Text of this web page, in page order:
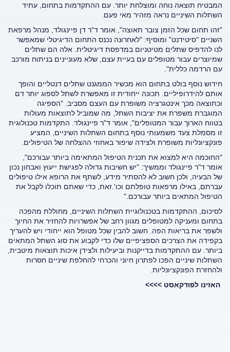
המבטיח תוצאה נוחה ומוצלחת יותר. עם ההתקדמות בתחום, עתיד
השתלות השיניים נראה מזהיר מאי פעם.
"זהו תחום שכל הזמן צובר תאוצה", אומר ד"ר דן פיינגולד, מנהל מרפאת
השניים "סיטידנט" ומוסיף: "לאחרונה נכנס התחום הדיגיטלי שמאפשר
לנו להדפיס שתלים מטיטניום במדפסת דיגיטלית. אלה הם שתלים
שמיוצרים עבור מטופלים עם בעיית עצם, שלא מעוניינים בניתוח מורכב
עם הרדמה כללית".
חידוש נוסף בולט בתחום הוא מכשיר הממגנט שתלים דנטליים והופך
אותם להידרופיליים. תכונה ייחודית זו מאפשרת לשתל לספוג יותר דם
וכתוצאה מכך אינטגרציה משופרת עם העצם מסביב. "הספיגה
המוגברת משפרת את יציבות השתל, מה שמוביל לתוצאות מעולות
בטווח הארוך עבור המטופלים", אומר ד"ר פיינגולד. התקדמות טכנולוגית
זו מסמלת צעד משמעותי נוסף בתחום השתלות השיניים, המציע
פונקציונליות משופרת ולצידה שיפור באחוזי ההצלחה של הטיפולים.
"החוכמה היא למצוא את תכנית הטיפול המתאימה ביותר עבורכם",
אומר ד"ר פיינגולד וממשיך: "יש חשיבות גדולה לפגישת ייעוץ ואבחון נכון
של הבעיה, ולכן חשוב לא להסתיר מידע, לשתף את הרופא אילו טיפולים
עברתם, באילו מרפאות טופלתם וכו'.זאת, כדי שאתם תוכלו לקבל את
הטיפול המתאים ביותר עבורכם."
לסיכום, ההתקדמות בטכנולוגיית השתלות השיניים, מחוללת מהפכה
בתחום ומעניקה למטופלים מגוון רחב של אפשרויות להחזיר את החיוך
ולשפר את בריאות הפה. חשוב להבין שכל מטופל הוא ייחודי ויש להעריך
בקפידה את הצרכים הספציפיים שלו כדי לקבוע את סוג השתל המתאים
ביותר. עם ההתקדמות בדייקנות וביעילות ולצידן איכות תוצאות מיטבית,
השתלות שיניים הפכו לפתרון חיוני והכרחי להחלפת שיניים חסרות
ולהחזרת הפונקציונליות.
האזינו לפודקאסט >>>>